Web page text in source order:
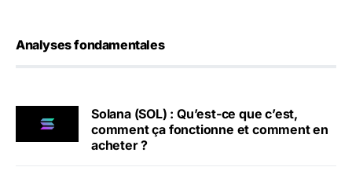
Analyses fondamentales
Solana (SOL) : Qu’est-ce que c’est,
comment ça fonctionne et comment en
acheter ?